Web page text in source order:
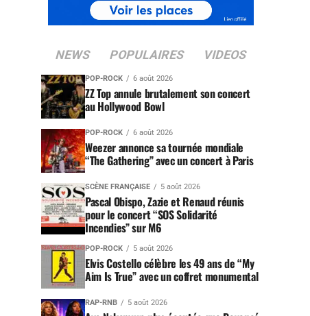
NEWS POPULAIRES VIDEOS
POP-ROCK 6 août 2026
ZZ Top annule brutalement son concert
au Hollywood Bowl
POP-ROCK 6 août 2026
Weezer annonce sa tournée mondiale
“The Gathering” avec un concert à Paris
SCÈNE FRANÇAISE 5 août 2026
Pascal Obispo, Zazie et Renaud réunis
pour le concert “SOS Solidarité
Incendies” sur M6
POP-ROCK 5 août 2026
Elvis Costello célèbre les 49 ans de “My
Aim Is True” avec un coffret monumental
RAP-RNB 5 août 2026